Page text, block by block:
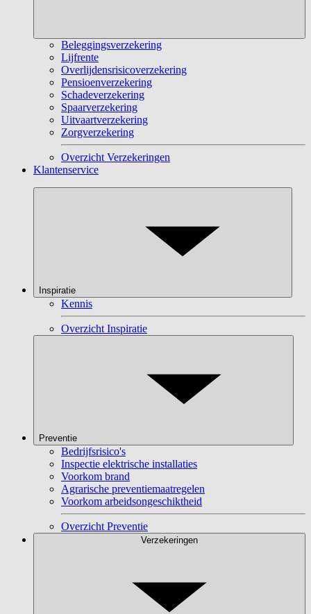
Beleggingsverzekering
Lijfrente
Overlijdensrisicoverzekering
Pensioenverzekering
Schadeverzekering
Spaarverzekering
Uitvaartverzekering
Zorgverzekering
Overzicht Verzekeringen
Klantenservice
Inspiratie
Kennis
Overzicht Inspiratie
Preventie
Bedrijfsrisico's
Inspectie elektrische installaties
Voorkom brand
Agrarische preventiemaatregelen
Voorkom arbeidsongeschiktheid
Overzicht Preventie
Verzekeringen